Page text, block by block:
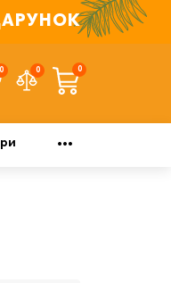
0 0 0